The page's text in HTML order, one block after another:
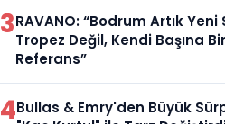
3RAVANO: “Bodrum Artık Yeni
Tropez Değil, Kendi Başına Bir
Referans”
4Bullas & Emry'den Büyük